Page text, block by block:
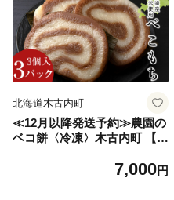
北海道木古内町
≪12月以降発送予約≫農園の
ベコ餅〈冷凍〉木古内町 【秋
7,000円